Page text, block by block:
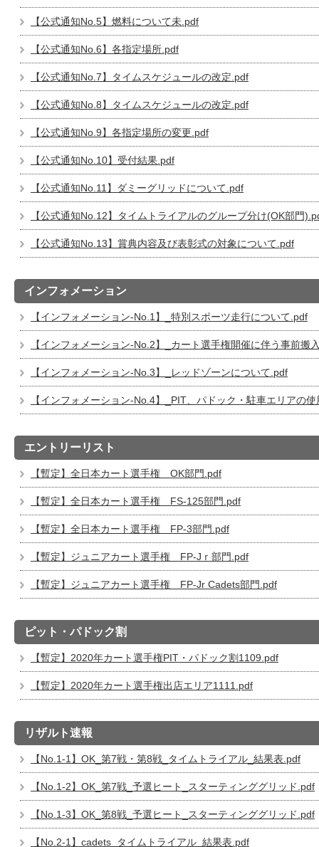
【公式通知No.5】燃料について未.pdf
【公式通知No.6】各指定場所.pdf
【公式通知No.7】タイムスケジュールの改定.pdf
【公式通知No.8】タイムスケジュールの改定.pdf
【公式通知No.9】各指定場所の変更.pdf
【公式通知No.10】受付結果.pdf
【公式通知No.11】ダミーグリッドについて.pdf
【公式通知No.12】タイムトライアルのグループ分け(OK部門
【公式通知No.13】賞典内容及び表彰式の対象について.pdf
インフォメーション
【インフォメーション-No.1】_特別スポーツ走行について.pdf
【インフォメーション-No.2】_カート選手権開催に伴う事前搬
【インフォメーション-No.3】_レッドゾーンについて.pdf
【インフォメーション-No.4】_PIT、パドック・駐車エリアの
エントリーリスト
【暫定】全日本カート選手権 OK部門.pdf
【暫定】全日本カート選手権 FS-125部門.pdf
【暫定】全日本カート選手権 FP-3部門.pdf
【暫定】ジュニアカート選手権 FP-Jｒ部門.pdf
【暫定】ジュニアカート選手権 FP-Jr Cadets部門.pdf
ピット・パドック割
【暫定】2020年カート選手権PIT・パドック割1109.pdf
【暫定】2020年カート選手権出店エリア1111.pdf
リザルト速報
【No.1-1】OK_第7戦・第8戦_タイムトライアル_結果表.pdf
【No.1-2】OK_第7戦_予選ヒート_スターティンググリッド.pdf
【No.1-3】OK_第8戦_予選ヒート_スターティンググリッド.pdf
【No.2-1】cadets_タイムトライアル_結果表.pdf